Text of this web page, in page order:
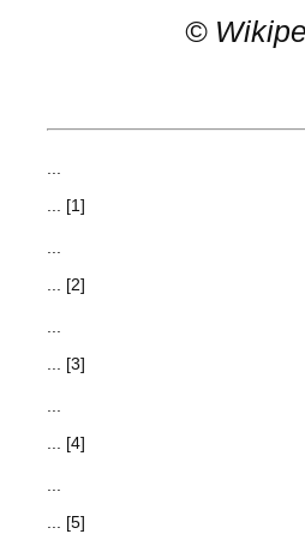
©
... [1]
... [2]
... [3]
... [4]
... [5]